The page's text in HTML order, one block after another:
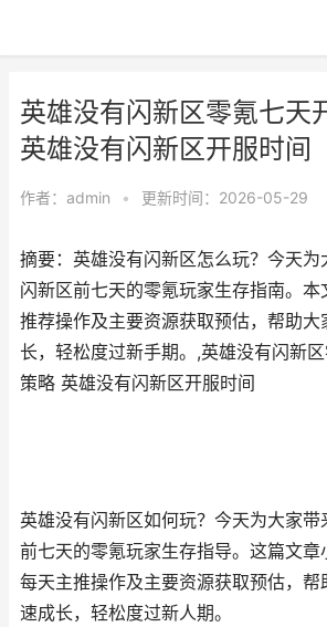
英雄没有闪新区零氪七天
英雄没有闪新区开服时间
作者： admin • 更新时间：2026-05-29
摘要：英雄没有闪新区怎么玩？今天为
闪新区前七天的零氪玩家生存指南。本
推荐操作及主要资源获取预估，帮助大
长，轻松度过新手期。,英雄没有闪新
策略 英雄没有闪新区开服时间
英雄没有闪新区如何玩？今天为大家带
前七天的零氪玩家生存指导。这篇文章
每天主推操作及主要资源获取预估，帮
速成长，轻松度过新人期。